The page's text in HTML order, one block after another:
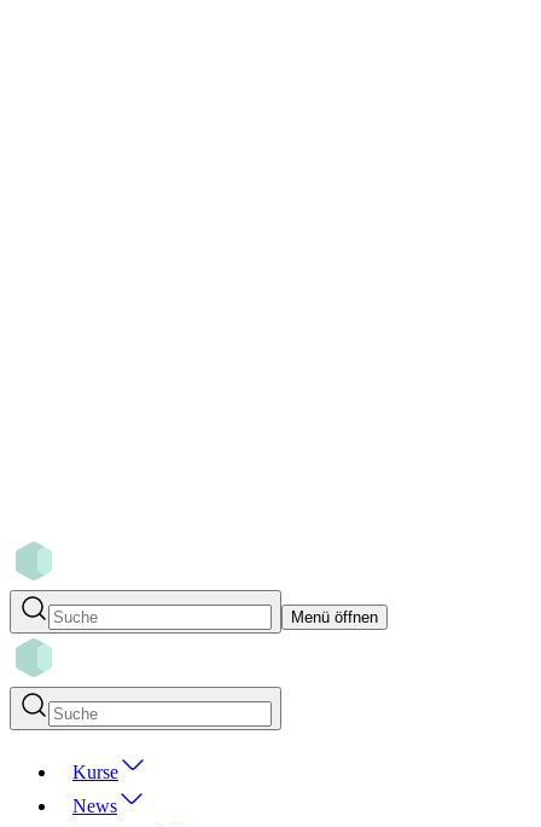
Menü öffnen
Kurse
News